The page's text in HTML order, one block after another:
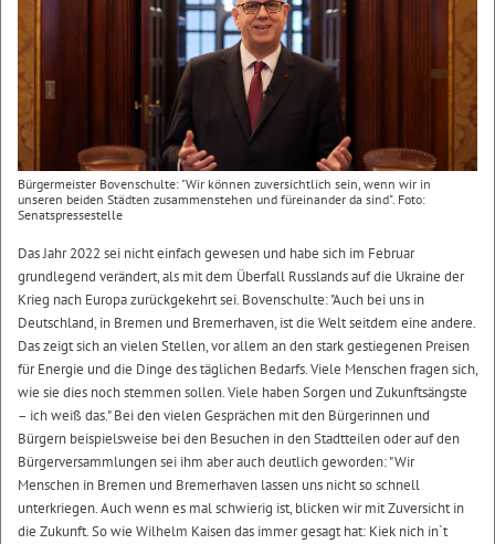
Bürgermeister Bovenschulte: "Wir können zuversichtlich sein, wenn wir in
unseren beiden Städten zusammenstehen und füreinander da sind". Foto:
Senatspressestelle
Das Jahr 2022 sei nicht einfach gewesen und habe sich im Februar
grundlegend verändert, als mit dem Überfall Russlands auf die Ukraine der
Krieg nach Europa zurückgekehrt sei. Bovenschulte: "Auch bei uns in
Deutschland, in Bremen und Bremerhaven, ist die Welt seitdem eine andere.
Das zeigt sich an vielen Stellen, vor allem an den stark gestiegenen Preisen
für Energie und die Dinge des täglichen Bedarfs. Viele Menschen fragen sich,
wie sie dies noch stemmen sollen. Viele haben Sorgen und Zukunftsängste
– ich weiß das." Bei den vielen Gesprächen mit den Bürgerinnen und
Bürgern beispielsweise bei den Besuchen in den Stadtteilen oder auf den
Bürgerversammlungen sei ihm aber auch deutlich geworden: "Wir
Menschen in Bremen und Bremerhaven lassen uns nicht so schnell
unterkriegen. Auch wenn es mal schwierig ist, blicken wir mit Zuversicht in
die Zukunft. So wie Wilhelm Kaisen das immer gesagt hat: Kiek nich in`t